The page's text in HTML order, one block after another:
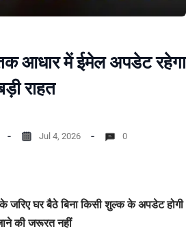
आधार में ईमेल अपडेट रहेगा
राहत
Jul 4, 2026 0
घर बैठे बिना किसी शुल्क के अपडेट होगी
की जरूरत नहीं